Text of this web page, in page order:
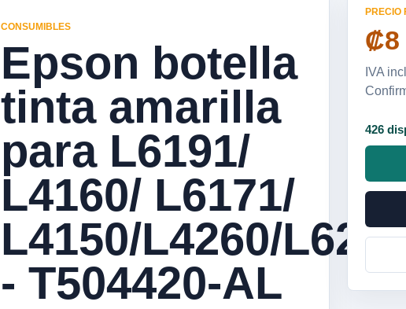
CONSUMIBLES
Epson botella
tinta amarilla
para L6191/
L4160/ L6171/
L4150/L4260/
- T504420-AL
PRECIO
₡8
IVA
426